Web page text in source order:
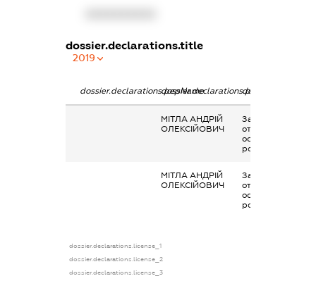
dossier.declarations.title
2019
dossier.declarations.pepNamedossier.declarations.personName
МІТЛА АНДРІЙ
ОЛЕКСІЙОВИЧ
Заробітна плата
отримана за
основним місцем
роботи
МІТЛА АНДРІЙ
ОЛЕКСІЙОВИЧ
Заробітна плата
отримана за
основним місцем
роботи
dossier.declarations.license_1
dossier.declarations.license_2
dossier.declarations.license_3